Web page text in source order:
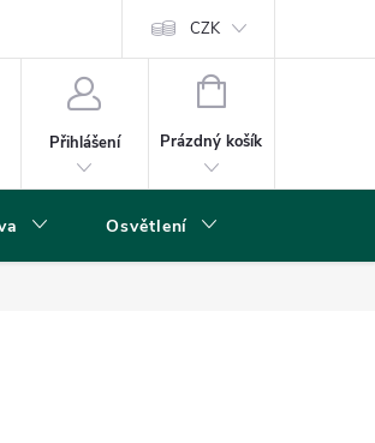
CZK
Přihlášení
NÁKUPNÍ
Prázdný košík
Osvětlení